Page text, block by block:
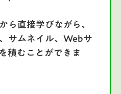
直接学びながら、
サムネイル、Webサ
積むことができま